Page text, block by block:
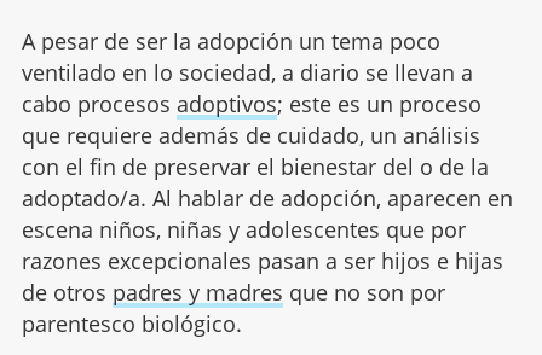
A pesar de ser la adopción un tema poco
ventilado en lo sociedad, a diario se llevan a
cabo procesos adoptivos; este es un proceso
que requiere además de cuidado, un análisis
con el fin de preservar el bienestar del o de la
adoptado/a. Al hablar de adopción, aparecen en
escena niños, niñas y adolescentes que por
razones excepcionales pasan a ser hijos e hijas
de otros padres y madres que no son por
parentesco biológico.